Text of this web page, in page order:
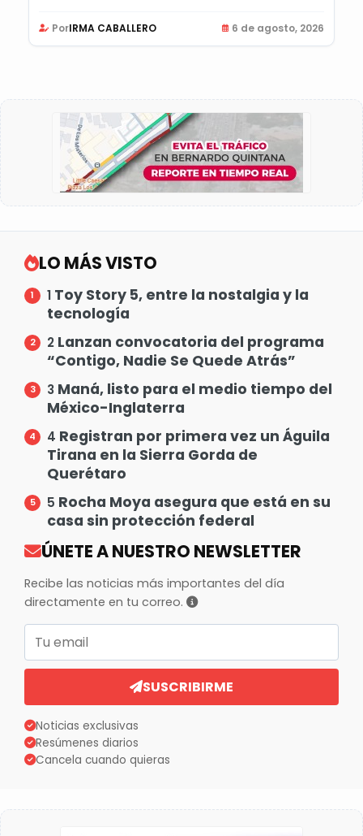
PorIRMA CABALLERO 6 de agosto, 2026
LO MÁS VISTO
1 Toy Story 5, entre la nostalgia y la
tecnología
2 Lanzan convocatoria del programa
“Contigo, Nadie Se Quede Atrás”
3 Maná, listo para el medio tiempo del
México-Inglaterra
4 Registran por primera vez un Águila
Tirana en la Sierra Gorda de
Querétaro
5 Rocha Moya asegura que está en su
casa sin protección federal
ÚNETE A NUESTRO NEWSLETTER
Recibe las noticias más importantes del día
directamente en tu correo.
Correo electrónico
SUSCRIBIRME
Noticias exclusivas
Resúmenes diarios
Cancela cuando quieras